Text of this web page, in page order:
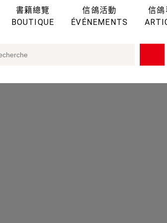
書籍總覽
BOUTIQUE
信鴿活動
ÉVÉNEMENTS
信鴿